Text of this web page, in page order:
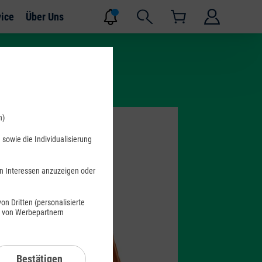
Über Uns
die Individualisierung
Interessen anzuzeigen oder
Dritten (personalisierte
Werbepartnern
Bestätigen